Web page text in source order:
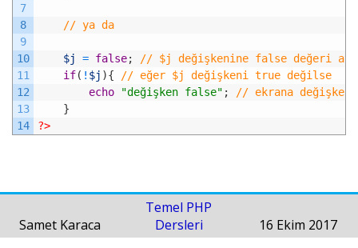
7
8
9
10
11
12
13
14
// ya da
$j = false;
// $j değişkenine false değeri ata
if( ! $j ){
// eğer $j değişkeni true değilse
echo
"değişken false" ;
// ekrana değişken
}
?>
Samet Karaca
Temel PHP
Dersleri
16 Ekim 2017